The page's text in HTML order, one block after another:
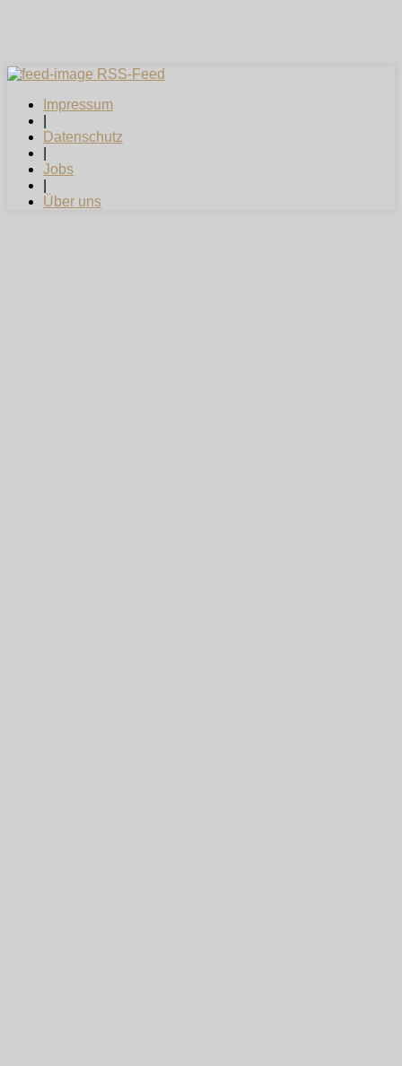
RSS-Feed
Impressum
Datenschutz
Jobs
Über uns